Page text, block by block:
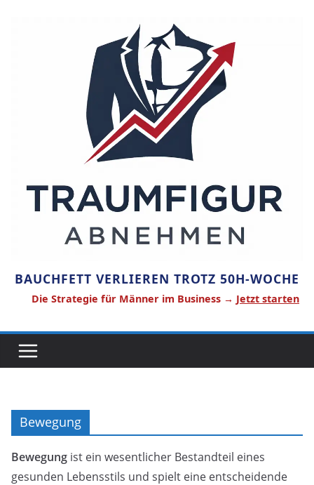
BAUCHFETT VERLIEREN TROTZ 50H-WOCHE
Die Strategie für Männer im Business → Jetzt starten
Bewegung
Bewegung ist ein wesentlicher Bestandteil eines
gesunden Lebensstils und spielt eine entscheidende